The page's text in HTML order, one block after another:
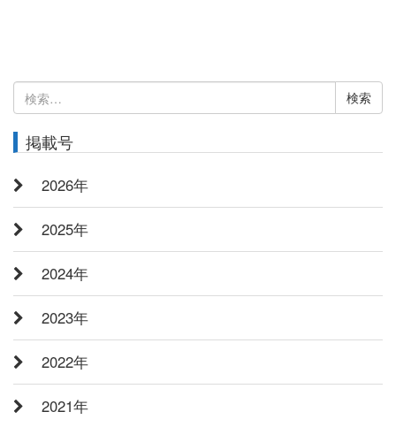
検
索:
掲載号
2026年
2025年
2024年
2023年
2022年
2021年